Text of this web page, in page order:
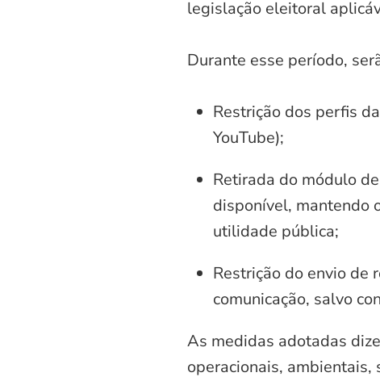
legislação eleitoral
Durante esse período,
Restrição dos perfis
YouTube);
Retirada do módulo
disponível, mantendo
utilidade pública;
Restrição do envio de
comunicação, salvo
As medidas adotadas
operacionais,